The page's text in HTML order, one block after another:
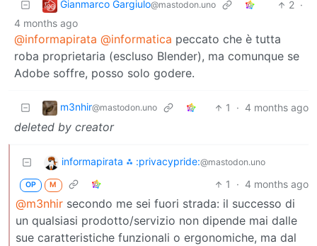
Gianmarco Gargiulo@mastodon.uno 2 ·
4 months ago
@informapirata @informatica peccato che è tutta
roba proprietaria (escluso Blender), ma comunque se
Adobe soffre, posso solo godere.
m3nhir@mastodon.uno 1 · 4 months ago
deleted by creator
informapirata ⁂ :privacypride:@mastodon.uno
OP M 1 · 4 months ago
@m3nhir secondo me sei fuori strada: il successo di
un qualsiasi prodotto/servizio non dipende mai dalle
sue caratteristiche funzionali o ergonomiche, ma dal